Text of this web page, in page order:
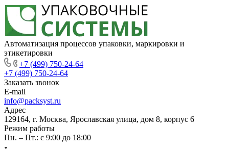
Автоматизация процессов упаковки, маркировки и
этикетировки
+7 (499) 750-24-64
+7 (499) 750-24-64
Заказать звонок
E-mail
info@packsyst.ru
Адрес
129164, г. Москва, Ярославская улица, дом 8, корпус 6
Режим работы
Пн. – Пт.: с 9:00 до 18:00